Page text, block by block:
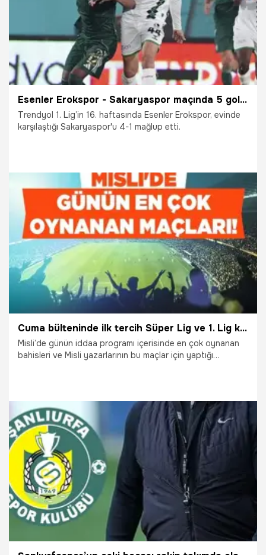
Esenler Erokspor - Sakaryaspor maçında 5 gol vardı
Trendyol 1. Lig’in 16. haftasında Esenler Erokspor, evinde
karşılaştığı Sakaryaspor'u 4-1 mağlup etti.
6.12.2025 TFF 1.Lig
Cuma bülteninde ilk tercih Süper Lig ve 1. Lig karşılaşmaları… Bundesliga’da haftanın açılışında goller tercih ediliyor. İşte Misli’de Günün En Çok Oynanan Maçları
Misli’de günün iddaa programı içerisinde en çok oynanan
bahisleri ve Misli yazarlarının bu maçlar için yaptığı
28.11.2025 İddaa